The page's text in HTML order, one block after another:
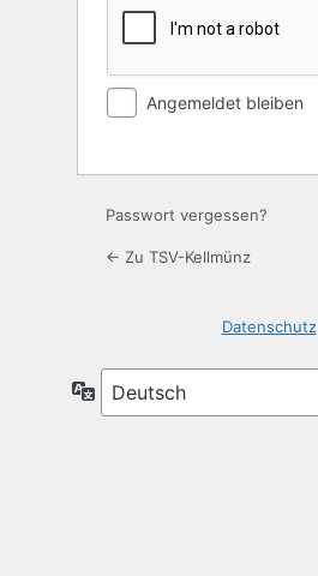
Angemeldet bleiben
Passwort vergessen?
← Zu TSV-Kellmünz
Datenschutz
Sprache